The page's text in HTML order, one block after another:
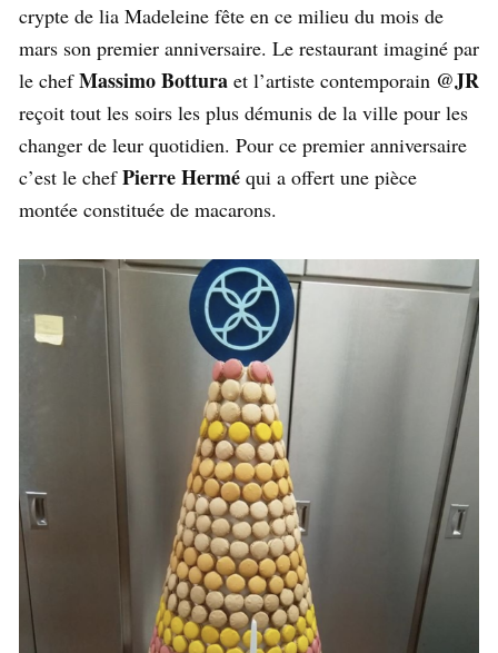
crypte de lia Madeleine fête en ce milieu du mois de
mars son premier anniversaire. Le restaurant imaginé par
le chefMassimo Bottura et l’artiste contemporain @JR
reçoit tout les soirs les plus démunis de la ville pour les
changer de leur quotidien. Pour ce premier anniversaire
c’est le chefPierre Hermé qui a offert une pièce
montée constituée de macarons.